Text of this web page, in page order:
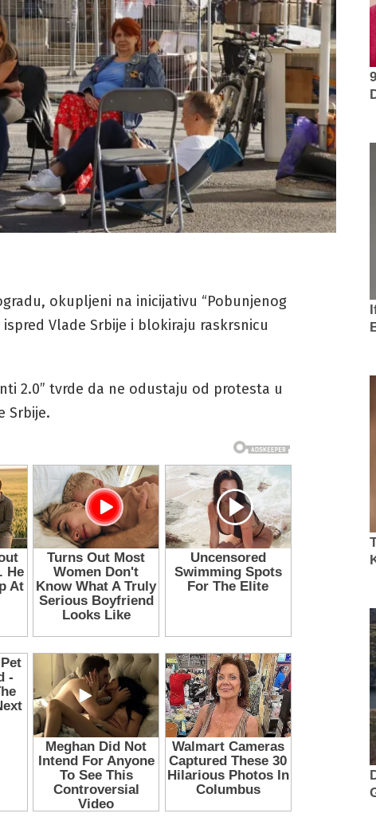
okupljeni na inicijativu “Pobunjenog
Vlade Srbije i blokiraju raskrsnicu
2.0” tvrde da ne odustaju od protesta u
Srbije.